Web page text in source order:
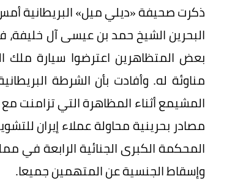
ذكرت صحيفة «ديلي ميل» البريطانية
البحرين الشيخ حمد بن عيسى آل خليفة،
بعض المتظاهرين اعترضوا سيارة ملك
مناوئة له. وأفادت بأن الشرطة
المشيمع أثناء المظاهرة التي تزامنت مع
مصادر بحرينية محاولة عملاء إيران
وإسقاط الجنسية عن المتهمين جميعا.